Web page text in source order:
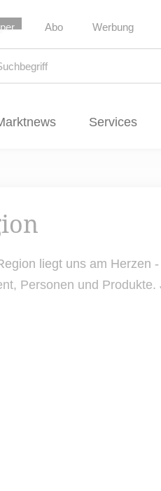
Abo Werbung
Services
liegt uns am Herzen
Personen und Produkte.